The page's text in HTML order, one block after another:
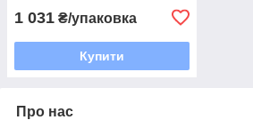
1 031 ₴/упаковка
Купити
Про нас